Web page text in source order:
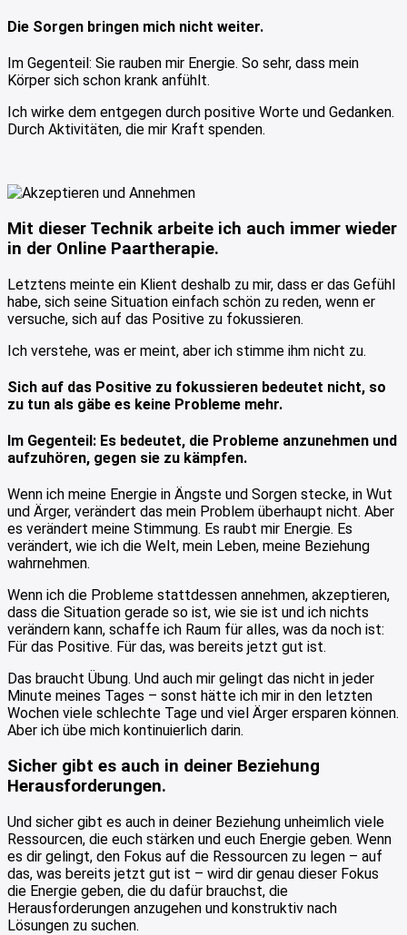
Die Sorgen bringen mich nicht weiter.
Im Gegenteil: Sie rauben mir Energie. So sehr, dass mein
Körper sich schon krank anfühlt.
Ich wirke dem entgegen durch positive Worte und Gedanken.
Durch Aktivitäten, die mir Kraft spenden.
Mit dieser Technik arbeite ich auch immer wieder
in der Online Paartherapie.
Letztens meinte ein Klient deshalb zu mir, dass er das Gefühl
habe, sich seine Situation einfach schön zu reden, wenn er
versuche, sich auf das Positive zu fokussieren.
Ich verstehe, was er meint, aber ich stimme ihm nicht zu.
Sich auf das Positive zu fokussieren bedeutet nicht, so
zu tun als gäbe es keine Probleme mehr.
Im Gegenteil: Es bedeutet, die Probleme anzunehmen und
aufzuhören, gegen sie zu kämpfen.
Wenn ich meine Energie in Ängste und Sorgen stecke, in Wut
und Ärger, verändert das mein Problem überhaupt nicht. Aber
es verändert meine Stimmung. Es raubt mir Energie. Es
verändert, wie ich die Welt, mein Leben, meine Beziehung
wahrnehmen.
Wenn ich die Probleme stattdessen annehmen, akzeptieren,
dass die Situation gerade so ist, wie sie ist und ich nichts
verändern kann, schaffe ich Raum für alles, was da noch ist:
Für das Positive. Für das, was bereits jetzt gut ist.
Das braucht Übung. Und auch mir gelingt das nicht in jeder
Minute meines Tages – sonst hätte ich mir in den letzten
Wochen viele schlechte Tage und viel Ärger ersparen können.
Aber ich übe mich kontinuierlich darin.
Sicher gibt es auch in deiner Beziehung
Herausforderungen.
Und sicher gibt es auch in deiner Beziehung unheimlich viele
Ressourcen, die euch stärken und euch Energie geben. Wenn
es dir gelingt, den Fokus auf die Ressourcen zu legen – auf
das, was bereits jetzt gut ist – wird dir genau dieser Fokus
die Energie geben, die du dafür brauchst, die
Herausforderungen anzugehen und konstruktiv nach
Lösungen zu suchen.